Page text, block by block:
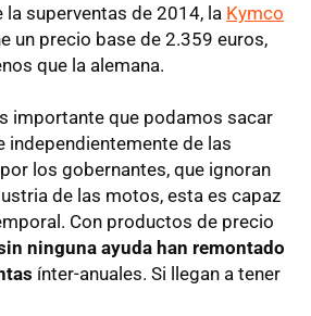
superventas de 2014, la Kymco
un precio base de 2.359 euros,
que la alemana.
importante que podamos sacar
independientemente de las
los gobernantes, que ignoran
de las motos, esta es capaz
Con productos de precio
ninguna ayuda han remontado
ínter-anuales. Si llegan a tener